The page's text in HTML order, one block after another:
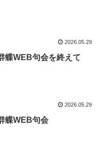
2026.05.29
蝶WEB句会を終えて
2026.05.29
蝶WEB句会